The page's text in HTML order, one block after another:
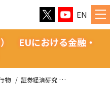
EN
物 証券経済研究
EUにおける金融・